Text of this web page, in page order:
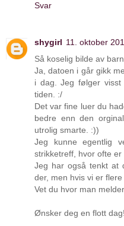
Svar
shygirl 11. oktober
Så koselig bilde av
Ja, datoen i går gikk
i dag. Jeg følger
tiden. :/
Det var fine luer du
bedre enn den
utrolig smarte. :))
Jeg kunne egentlig
strikketreff, hvor ofte er
Jeg har også tenkt at
der, men hvis vi er
Vet du hvor man
Ønsker deg en flott